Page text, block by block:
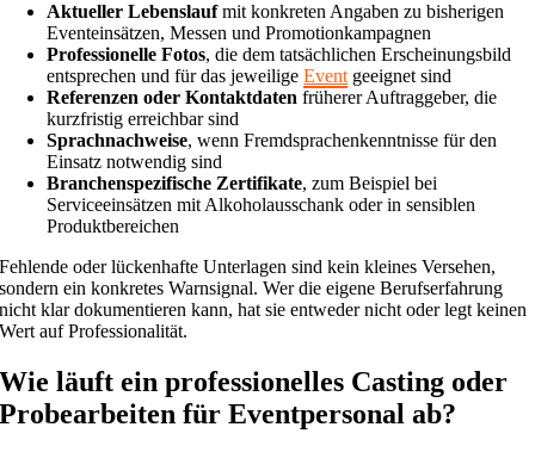
Aktueller Lebenslaufmit konkreten Angaben zu bisherigen
Eventeinsätzen, Messen und Promotionkampagnen
Professionelle Fotos, die dem tatsächlichen Erscheinungsbild
entsprechen und für das jeweiligeEvent geeignet sind
Referenzen oder Kontaktdaten früherer Auftraggeber, die
kurzfristig erreichbar sind
Sprachnachweise, wenn Fremdsprachenkenntnisse für den
Einsatz notwendig sind
Branchenspezifische Zertifikate, zum Beispiel bei
Serviceeinsätzen mit Alkoholausschank oder in sensiblen
Produktbereichen
Fehlende oder lückenhafte Unterlagen sind kein kleines Versehen,
sondern ein konkretes Warnsignal. Wer die eigene Berufserfahrung
nicht klar dokumentieren kann, hat sie entweder nicht oder legt keinen
Wert auf Professionalität.
Wie läuft ein professionelles Casting oder
Probearbeiten für Eventpersonal ab?